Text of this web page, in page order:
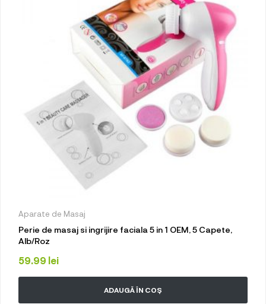
Aparate de Masaj
Perie de masaj si ingrijire faciala 5 in 1 OEM, 5 Capete,
Alb/Roz
59.99 lei
ADAUGĂ ÎN COȘ